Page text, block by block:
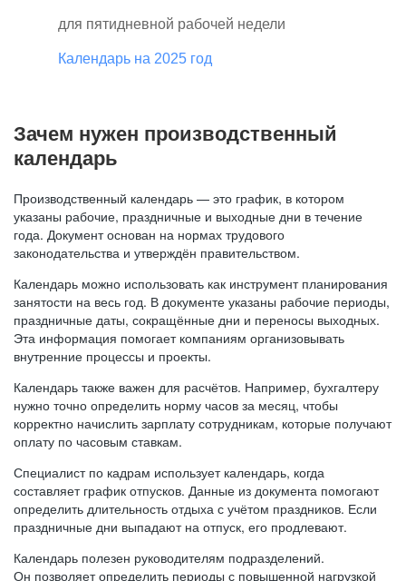
для пятидневной рабочей недели
Календарь на 2025 год
Зачем нужен производственный
календарь
Производственный календарь — это график, в котором
указаны рабочие, праздничные и выходные дни в течение
года. Документ основан на нормах трудового
законодательства и утверждён правительством.
Календарь можно использовать как инструмент планирования
занятости на весь год. В документе указаны рабочие периоды,
праздничные даты, сокращённые дни и переносы выходных.
Эта информация помогает компаниям организовывать
внутренние процессы и проекты.
Календарь также важен для расчётов. Например, бухгалтеру
нужно точно определить норму часов за месяц, чтобы
корректно начислить зарплату сотрудникам, которые получают
оплату по часовым ставкам.
Специалист по кадрам использует календарь, когда
составляет график отпусков. Данные из документа помогают
определить длительность отдыха с учётом праздников. Если
праздничные дни выпадают на отпуск, его продлевают.
Календарь полезен руководителям подразделений.
Он позволяет определить периоды с повышенной нагрузкой